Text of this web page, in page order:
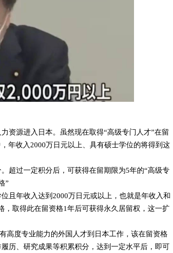
资源进入日本。虽然现在取得“高级专门人才”在留
年收入2000万日元以上、具有硕士学位的将得到这
超过一定积分后，可获得在留期限为5年的“高级专
”
且年收入达到2000万日元或以上，也就是年收入和
，取得此在留资格1年后可获得永久居留权，这一扩
高度专业能力的外国人才到日本工作，该在留资格
历、研究成果等积累积分，达到一定水平后，即可